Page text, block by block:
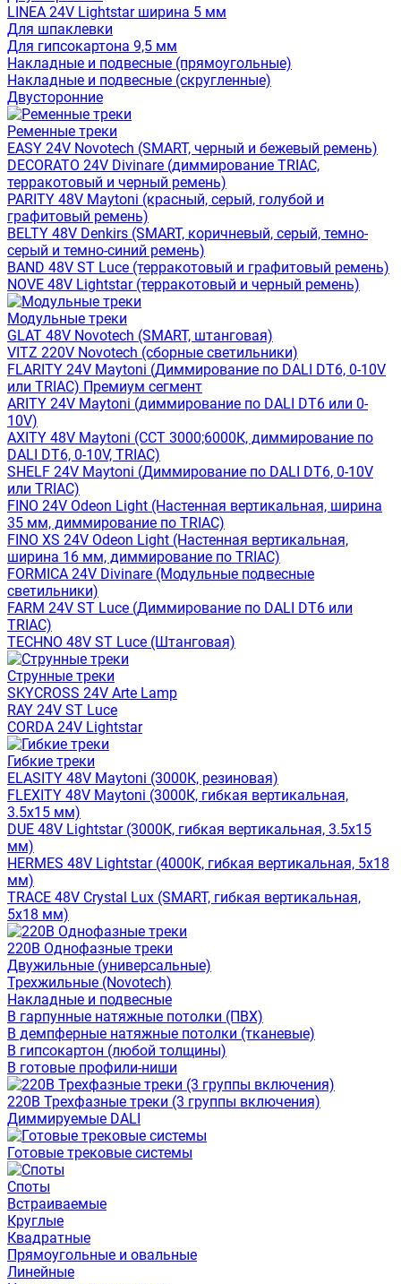
LINEA 24V Lightstar ширина 5 мм
Для шпаклевки
Для гипсокартона 9,5 мм
Накладные и подвесные (прямоугольные)
Накладные и подвесные (скругленные)
Двусторонние
Ременные треки
EASY 24V Novotech (SMART, черный и бежевый ремень)
DECORATO 24V Divinare (диммирование TRIAC,
терракотовый и черный ремень)
PARITY 48V Maytoni (красный, серый, голубой и
графитовый ремень)
BELTY 48V Denkirs (SMART, коричневый, серый, темно-
серый и темно-синий ремень)
BAND 48V ST Luce (терракотовый и графитовый ремень)
NOVE 48V Lightstar (терракотовый и черный ремень)
Модульные треки
GLAT 48V Novotech (SMART, штанговая)
VITZ 220V Novotech (сборные светильники)
FLARITY 24V Maytoni (Диммирование по DALI DT6, 0-10V
или TRIAC) Премиум сегмент
ARITY 24V Maytoni (диммирование по DALI DT6 или 0-
10V)
AXITY 48V Maytoni (CCT 3000;6000К, диммирование по
DALI DT6, 0-10V, TRIAC)
SHELF 24V Maytoni (Диммирование по DALI DT6, 0-10V
или TRIAC)
FINO 24V Odeon Light (Настенная вертикальная, ширина
35 мм, диммирование по TRIAC)
FINO XS 24V Odeon Light (Настенная вертикальная,
ширина 16 мм, диммирование по TRIAC)
FORMICA 24V Divinare (Модульные подвесные
светильники)
FARM 24V ST Luce (Диммирование по DALI DT6 или
TRIAC)
TECHNO 48V ST Luce (Штанговая)
Струнные треки
SKYCROSS 24V Arte Lamp
RAY 24V ST Luce
CORDA 24V Lightstar
Гибкие треки
ELASITY 48V Maytoni (3000К, резиновая)
FLEXITY 48V Maytoni (3000К, гибкая вертикальная,
3.5x15 мм)
DUE 48V Lightstar (3000К, гибкая вертикальная, 3.5x15
мм)
HERMES 48V Lightstar (4000К, гибкая вертикальная, 5x18
мм)
TRACE 48V Crystal Lux (SMART, гибкая вертикальная,
5x18 мм)
220В Однофазные треки
Двужильные (универсальные)
Трехжильные (Novotech)
Накладные и подвесные
В гарпунные натяжные потолки (ПВХ)
В демпферные натяжные потолки (тканевые)
В гипсокартон (любой толщины)
В готовые профили-ниши
220В Трехфазные треки (3 группы включения)
Диммируемые DALI
Готовые трековые системы
Споты
Встраиваемые
Круглые
Квадратные
Прямоугольные и овальные
Линейные